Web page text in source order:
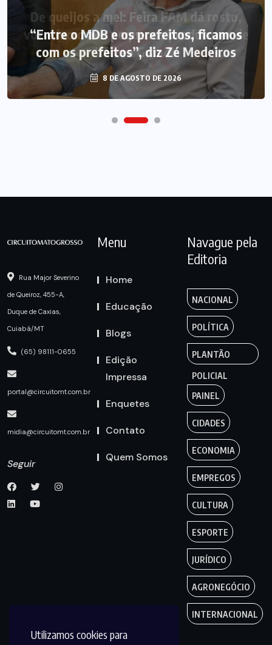
Utilizamos cookies para
“Entre o MDB e os prefeitos, ficamos
com os prefeitos”, diz Zé Medeiros
8 DE AGOSTO DE 2026
Rua Major Severino
de Queiroz, 455-A,
Duque de Caxias,
Cuiabá/MT
(65) 98111-0655
portal@circuitomt.com.br
midia@circuitomt.com.br
Seguir
Menu
Home
Educação
Blogs
Edição
Impressa
Enquetes
Contato
Quem Somos
Navague pela
Editoria
NACIONAL
POLÍTICA
PLANTÃO
POLICIAL
PAINEL
CIDADES
ECONOMIA
EMPREGOS
CULTURA
ESPORTE
JURÍDICO
AGRONEGÓCIO
INTERNACIONAL